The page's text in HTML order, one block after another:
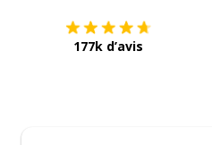
177k d’avis